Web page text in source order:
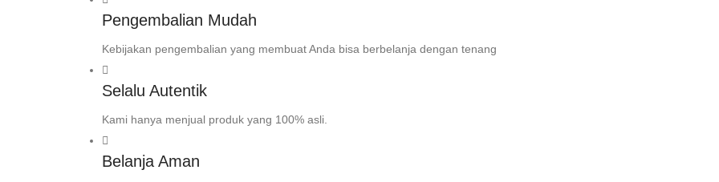
Pengembalian Mudah
Kebijakan pengembalian yang membuat Anda bisa berbelanja dengan tenang
Selalu Autentik
Kami hanya menjual produk yang 100% asli.
Belanja Aman